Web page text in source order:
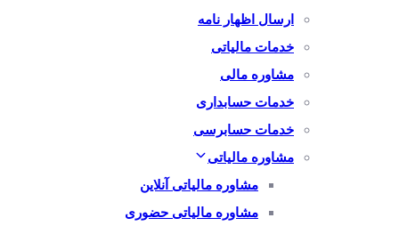
ارسال اظهار نامه
خدمات مالیاتی
مشاوره مالی
خدمات حسابداری
خدمات حسابرسی
مشاوره مالیاتی
مشاوره مالیاتی آنلاین
مشاوره مالیاتی حضوری